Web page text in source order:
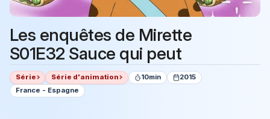
Les enquêtes de Mirette
S01E32 Sauce qui peut
Série Série d'animation 10min
2015
France - Espagne